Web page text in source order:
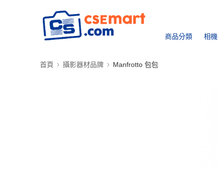
商品分類 相
首頁 攝影器材品牌 Manfrotto 包包